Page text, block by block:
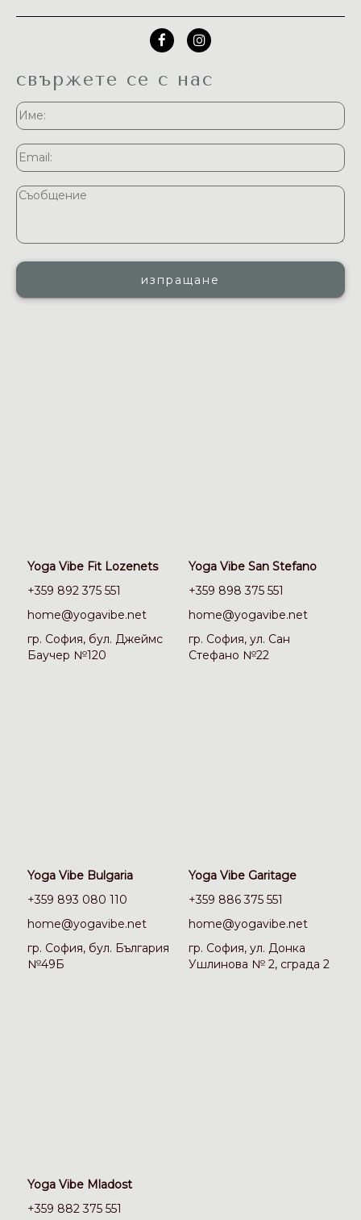
свържете се с нас
Yoga Vibe Fit Lozenets
+359 892 375 551
home@yogavibe.net
гр. София, бул. Джеймс
Баучер №120
Yoga Vibe San Stefano
+359 898 375 551
home@yogavibe.net
гр. София, ул. Сан
Стефано №22
Yoga Vibe Bulgaria
+359 893 080 110
home@yogavibe.net
гр. София, бул. България
№49Б
Yoga Vibe Garitage
+359 886 375 551
home@yogavibe.net
гр. София, ул. Донка
Ушлинова № 2, сграда 2
Yoga Vibe Mladost
+359 882 375 551